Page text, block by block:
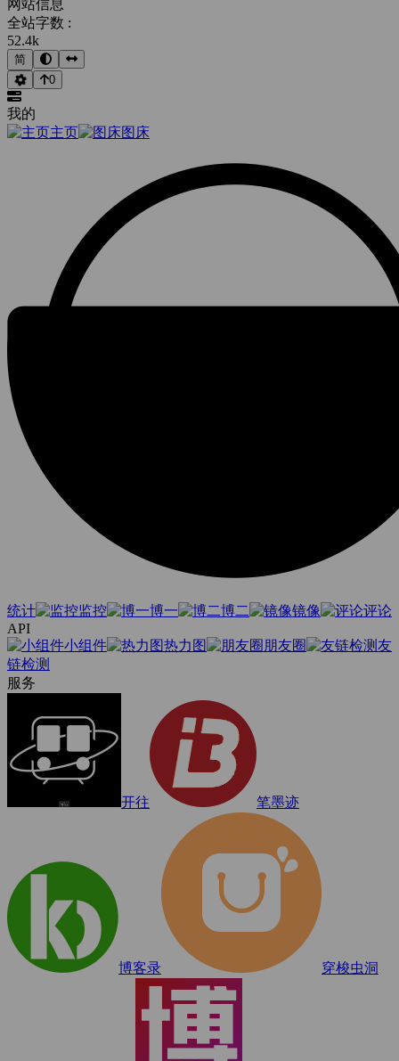
网站信息
全站字数 :
52.4k
简
0
我的
主页
图床
统计 监控 博一 博二 镜像
评论
API
小组件
热力图 朋友圈
友
链检测
服务
开往 笔墨迹
博客录 穿梭虫洞